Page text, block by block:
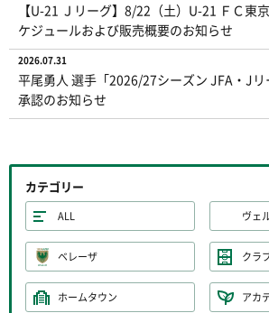
【U-21 Ｊリーグ】8/22（土）U-21 ＦＣ
ケジュールおよび販売概要のお知らせ
2026.07.31
平尾勇人 選手「2026/27シーズン JFA・Jリ
承認のお知らせ
カテゴリー
ALL ヴェ
ベレーザ クラ
ホームタウン アカ